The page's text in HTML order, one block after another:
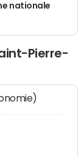
nationale
Pierre-